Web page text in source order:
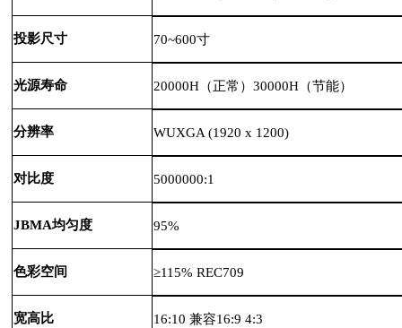
投影尺寸 70~600寸
光源寿命 20000H（正常）30000H（节能）
分辨率 WUXGA (1920 x 1200)
对比度 5000000:1
JBMA均匀度 95%
色彩空间 ≥115% REC709
宽高比 16:10 兼容16:9 4:3